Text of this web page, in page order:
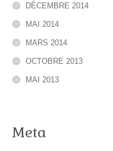
DÉCEMBRE 2014
MAI 2014
MARS 2014
OCTOBRE 2013
MAI 2013
Meta